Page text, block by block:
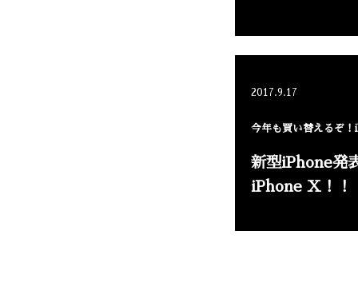
2017.9.17
今年も買い替えるぞ
新型iPhone発
iPhone X！！